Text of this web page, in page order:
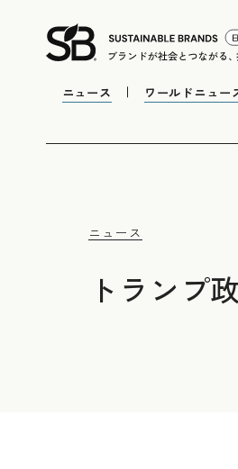
ニュース ワールドニュー
ニュース
トランプ